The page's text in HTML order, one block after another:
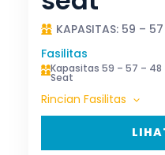
KAPASITAS: 59 –
Fasilitas
Kapasitas 59 – 57 – 48
Seat
Rincian Fasilitas